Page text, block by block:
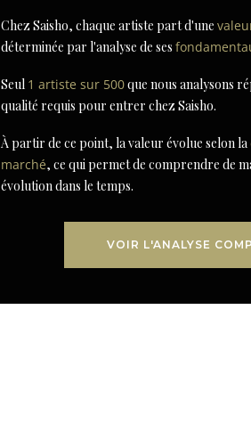
Chez Saisho, chaque artiste part d'une
déterminée par l'analyse de ses
Seul 1 artiste sur 500que nous analysons
qualité requis pour entrer chez Saisho.
À partir de ce point, la valeur évolue selon la
marché, ce qui permet de comprendre de
évolution dans le temps.
VOIR L'ANALYSE